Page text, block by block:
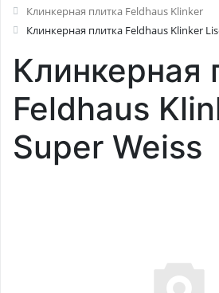
Клинкерная плитка Feldhaus Klinker
Клинкерная плитка Feldhaus Klinker
Клинкерная
Feldhaus
Super Weiss